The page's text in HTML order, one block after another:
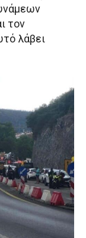
τον
λάβει